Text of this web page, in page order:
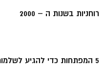
רוחניות בשנות ה – 2000
5 המפתחות כדי להגיע לשלמות